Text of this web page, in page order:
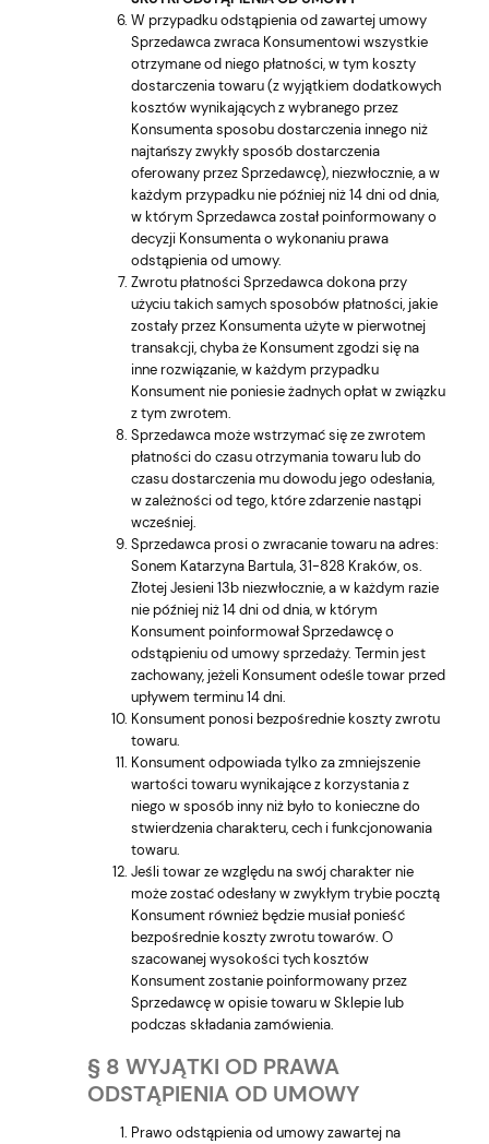
W przypadku odstąpienia od zawartej umowy
Sprzedawca zwraca Konsumentowi wszystkie
otrzymane od niego płatności, w tym koszty
dostarczenia towaru (z wyjątkiem dodatkowych
kosztów wynikających z wybranego przez
Konsumenta sposobu dostarczenia innego niż
najtańszy zwykły sposób dostarczenia
oferowany przez Sprzedawcę), niezwłocznie, a w
każdym przypadku nie później niż 14 dni od dnia,
w którym Sprzedawca został poinformowany o
decyzji Konsumenta o wykonaniu prawa
odstąpienia od umowy.
Zwrotu płatności Sprzedawca dokona przy
użyciu takich samych sposobów płatności, jakie
zostały przez Konsumenta użyte w pierwotnej
transakcji, chyba że Konsument zgodzi się na
inne rozwiązanie, w każdym przypadku
Konsument nie poniesie żadnych opłat w związku
z tym zwrotem.
Sprzedawca może wstrzymać się ze zwrotem
płatności do czasu otrzymania towaru lub do
czasu dostarczenia mu dowodu jego odesłania,
w zależności od tego, które zdarzenie nastąpi
wcześniej.
Sprzedawca prosi o zwracanie towaru na adres:
Sonem Katarzyna Bartula, 31-828 Kraków, os.
Złotej Jesieni 13b niezwłocznie, a w każdym razie
nie później niż 14 dni od dnia, w którym
Konsument poinformował Sprzedawcę o
odstąpieniu od umowy sprzedaży. Termin jest
zachowany, jeżeli Konsument odeśle towar przed
upływem terminu 14 dni.
Konsument ponosi bezpośrednie koszty zwrotu
towaru.
Konsument odpowiada tylko za zmniejszenie
wartości towaru wynikające z korzystania z
niego w sposób inny niż było to konieczne do
stwierdzenia charakteru, cech i funkcjonowania
towaru.
Jeśli towar ze względu na swój charakter nie
może zostać odesłany w zwykłym trybie pocztą
Konsument również będzie musiał ponieść
bezpośrednie koszty zwrotu towarów. O
szacowanej wysokości tych kosztów
Konsument zostanie poinformowany przez
Sprzedawcę w opisie towaru w Sklepie lub
podczas składania zamówienia.
§ 8 WYJĄTKI OD PRAWA
ODSTĄPIENIA OD UMOWY
Prawo odstąpienia od umowy zawartej na